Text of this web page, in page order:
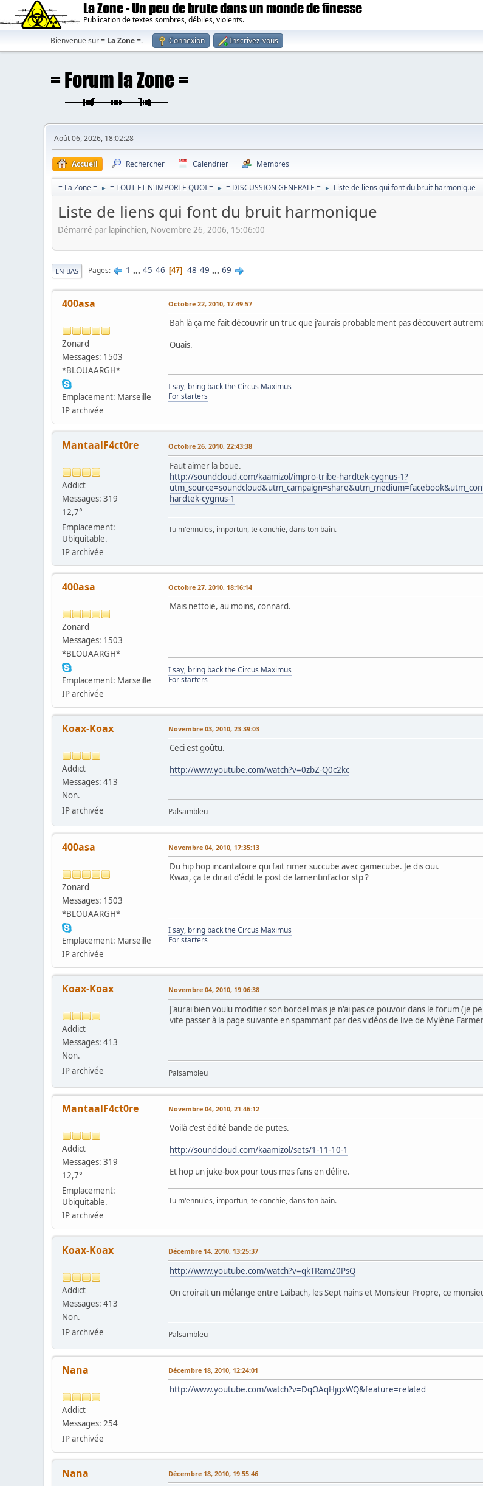
La Zone - Un peu de brute dans un monde de finesse
Publication de textes sombres, débiles, violents.
Bienvenue sur= La Zone =. Connexion Inscrivez-vous
Août 06, 2026, 18:02:28
Accueil Rechercher Calendrier Membres
= La Zone = ► = TOUT ET N'IMPORTE QUOI = ► = DISCUSSION GENERALE = ► Liste de liens qui font du bruit harmonique
Liste de liens qui font du bruit harmonique
Démarré par lapinchien, Novembre 26, 2006, 15:06:00
EN BAS Pages 1 ... 45 46 47 48 49 ... 69
400asa
Zonard
Messages: 1503
*BLOUAARGH*
Emplacement: Marseille
IP archivée
Octobre 22, 2010, 17:49:57
Bah là ça me fait découvrir un truc que j'aurais probablement pas découvert
Ouais.
I say, bring back the Circus Maximus
For starters
MantaalF4ct0re
Addict
Messages: 319
12,7°
Emplacement:
Ubiquitable.
IP archivée
Octobre 26, 2010, 22:43:38
Faut aimer la boue.
http://soundcloud.com/kaamizol/impro-tribe-hardtek-cygnus-1?
hardtek-cygnus-1
Tu m'ennuies, importun, te conchie, dans ton bain.
400asa
Zonard
Messages: 1503
*BLOUAARGH*
Emplacement: Marseille
IP archivée
Octobre 27, 2010, 18:16:14
Mais nettoie, au moins, connard.
I say, bring back the Circus Maximus
For starters
Koax-Koax
Addict
Messages: 413
Non.
IP archivée
Novembre 03, 2010, 23:39:03
Ceci est goûtu.
http://www.youtube.com/watch?v=0zbZ-Q0c2kc
Palsambleu
400asa
Zonard
Messages: 1503
*BLOUAARGH*
Emplacement: Marseille
IP archivée
Novembre 04, 2010, 17:35:13
Du hip hop incantatoire qui fait rimer succube avec gamecube. Je dis oui.
Kwax, ça te dirait d'édit le post de lamentinfactor stp ?
I say, bring back the Circus Maximus
For starters
Koax-Koax
Addict
Messages: 413
Non.
IP archivée
Novembre 04, 2010, 19:06:38
J'aurai bien voulu modifier son bordel mais je n'ai pas ce pouvoir dans le forum (je
vite passer à la page suivante en spammant par des vidéos de live de Mylène
Palsambleu
MantaalF4ct0re
Addict
Messages: 319
12,7°
Emplacement:
Ubiquitable.
IP archivée
Novembre 04, 2010, 21:46:12
Voilà c'est édité bande de putes.
http://soundcloud.com/kaamizol/sets/1-11-10-1
Et hop un juke-box pour tous mes fans en délire.
Tu m'ennuies, importun, te conchie, dans ton bain.
Koax-Koax
Addict
Messages: 413
Non.
IP archivée
Décembre 14, 2010, 13:25:37
http://www.youtube.com/watch?v=qkTRamZ0PsQ
On croirait un mélange entre Laibach, les Sept nains et Monsieur Propre, ce
Palsambleu
Nana
Addict
Messages: 254
IP archivée
Décembre 18, 2010, 12:24:01
http://www.youtube.com/watch?v=DqOAqHjgxWQ&feature=related
Nana Décembre 18, 2010, 19:55:46